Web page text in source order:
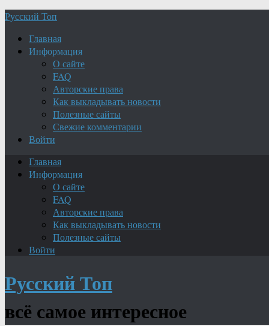
Русский Топ
Главная
Информация
О сайте
FAQ
Авторские права
Как выкладывать новости
Полезные сайты
Свежие комментарии
Войти
Главная
Информация
О сайте
FAQ
Авторские права
Как выкладывать новости
Полезные сайты
Войти
Русский Топ
всё самое интересное